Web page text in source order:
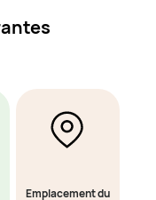
Emplacement du